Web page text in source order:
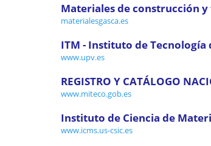
Materiales de construcción
materialesgasca.es
ITM - Instituto de Tecnología
www.upv.es
REGISTRO Y CATÁLOGO
www.miteco.gob.es
Instituto de Ciencia de
www.icms.us-csic.es